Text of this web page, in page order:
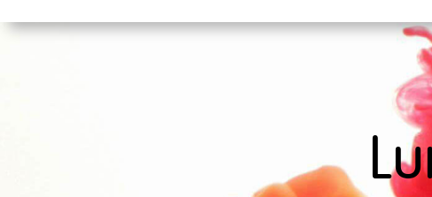
Skip
Navigation